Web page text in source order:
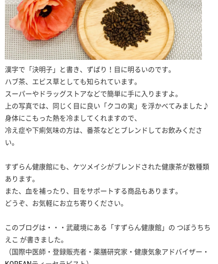
漢字で「決明子」と書き、ずばり！目に明るいのです。
ハブ茶、エビス草としても知られています。
スーパーやドラッグストアなどで簡単に手に入りますよ。
上の写真では、同じく目に良い「クコの実」を浮かべてみました♪
身体にこもった熱を冷ましてくれますので、
冷え症や下痢気味の方は、番茶などとブレンドしてお飲みくださ
い。
すずらん健康館にも、ケツメイシがブレンドされた健康茶が数種類
あります。
また、血を補ったり、目をサポートする商品もあります。
どうぞ、お気軽にお立ち寄りください。
このブログは・・・武蔵境にある「すずらん健康館」の つぼうちち
えこ が書きました。
（国際中医師・登録販売者・薬膳研究家・健康気象アドバイザー・